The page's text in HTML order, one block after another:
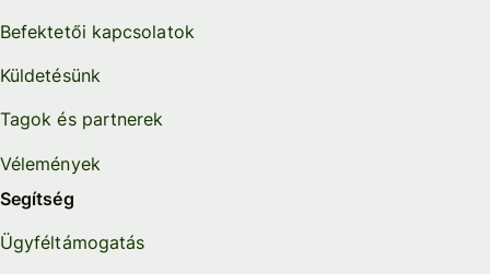
Befektetői kapcsolatok
Küldetésünk
Tagok és partnerek
Vélemények
Segítség
Ügyféltámogatás